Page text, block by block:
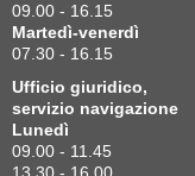
09.00 - 16.15
Martedì-venerdì
07.30 - 16.15
Ufficio giuridico,
servizio navigazione
Lunedì
09.00 - 11.45